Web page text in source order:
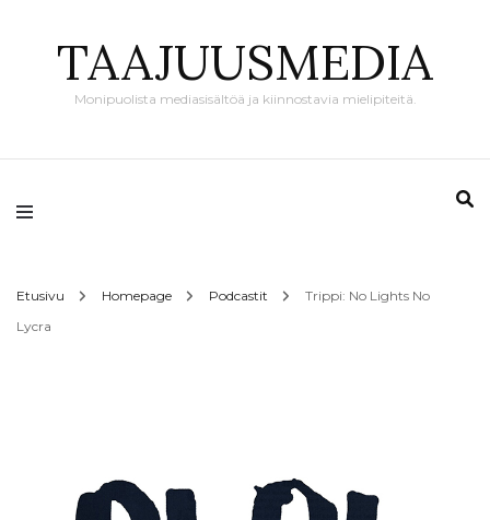
TAAJUUSMEDIA
Monipuolista mediasisältöä ja kiinnostavia mielipiteitä.
Etusivu Homepage Podcastit
Trippi: No Lights No
Lycra